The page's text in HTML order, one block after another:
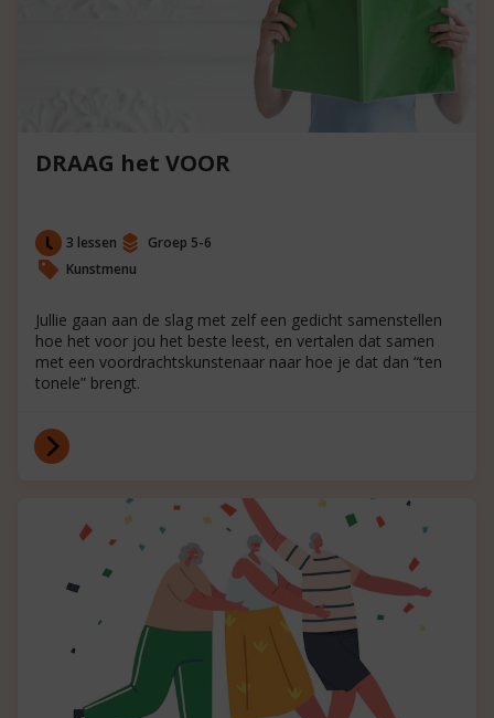
DRAAG het VOOR
3 lessen
Groep 5-6
Kunstmenu
Jullie gaan aan de slag met zelf een gedicht samenstellen
hoe het voor jou het beste leest, en vertalen dat samen
met een voordrachtskunstenaar naar hoe je dat dan “ten
tonele” brengt.